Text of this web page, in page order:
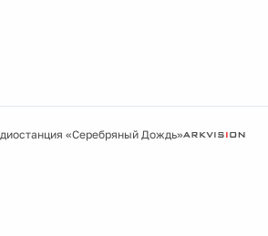
«Серебряный Дождь»